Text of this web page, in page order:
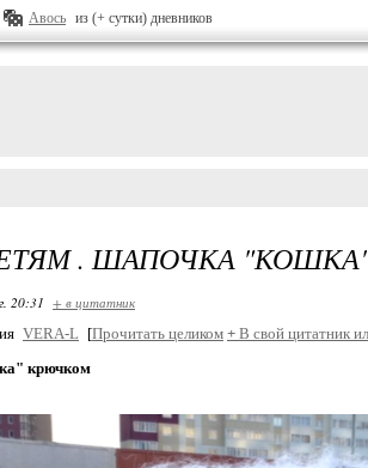
Авось из (+ сутки) дневников
. ШАПОЧКА
20:31 + в цитатник
VERA-L [Прочитать целиком + В свой цитатник
крючком